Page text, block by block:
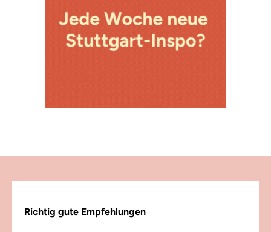
Richtig gute Empfehlungen